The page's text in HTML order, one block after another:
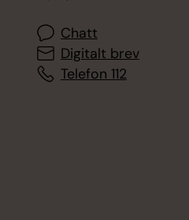
Chatt
Digitalt brev
Telefon 112